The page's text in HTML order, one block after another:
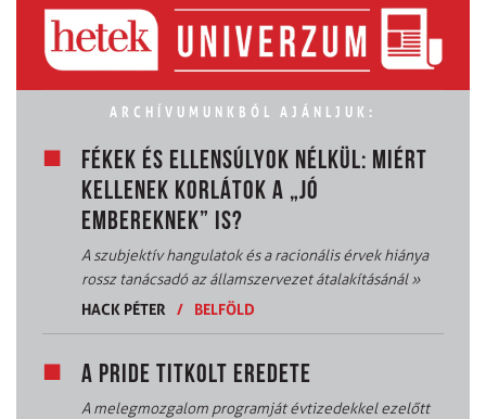
ARCHÍVUMUNKBÓL AJÁNLJUK:
FÉKEK ÉS ELLENSÚLYOK NÉLKÜL: MIÉRT
KELLENEK KORLÁTOK A „JÓ
EMBEREKNEK” IS?
A szubjektív hangulatok és a racionális érvek hiánya
rossz tanácsadó az államszervezet átalakításánál»
HACK PÉTER
/ BELFÖLD
A PRIDE TITKOLT EREDETE
A melegmozgalom programját évtizedekkel ezelőtt